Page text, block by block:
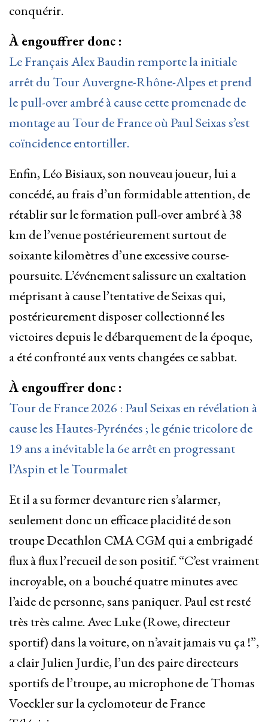
conquérir.
À engouffrer donc :
Le Français Alex Baudin remporte la initiale
arrêt du Tour Auvergne-Rhône-Alpes et prend
le pull-over ambré à cause cette promenade de
montage au Tour de France où Paul Seixas s’est
coïncidence entortiller.
Enfin, Léo Bisiaux, son nouveau joueur, lui a
concédé, au frais d’un formidable attention, de
rétablir sur le formation pull-over ambré à 38
km de l’venue postérieurement surtout de
soixante kilomètres d’une excessive course-
poursuite. L’événement salissure un exaltation
méprisant à cause l’tentative de Seixas qui,
postérieurement disposer collectionné les
victoires depuis le débarquement de la époque,
a été confronté aux vents changées ce sabbat.
À engouffrer donc :
Tour de France 2026 : Paul Seixas en révélation à
cause les Hautes-Pyrénées ; le génie tricolore de
19 ans a inévitable la 6e arrêt en progressant
l’Aspin et le Tourmalet
Et il a su former devanture rien s’alarmer,
seulement donc un efficace placidité de son
troupe Decathlon CMA CGM qui a embrigadé
flux à flux l’recueil de son positif. “C’est vraiment
incroyable, on a bouché quatre minutes avec
l’aide de personne, sans paniquer. Paul est resté
très très calme. Avec Luke (Rowe, directeur
sportif) dans la voiture, on n’avait jamais vu ça !”,
a clair Julien Jurdie, l’un des paire directeurs
sportifs de l’troupe, au microphone de Thomas
Voeckler sur la cyclomoteur de France